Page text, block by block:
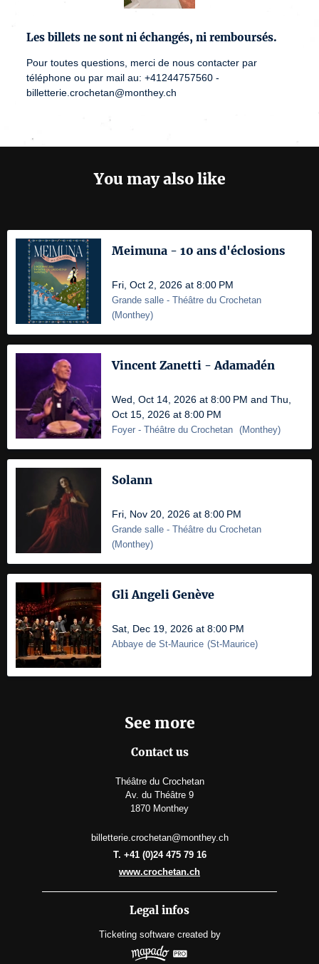
Les billets ne sont ni échangés, ni remboursés.
Pour toutes questions, merci de nous contacter par
téléphone ou par mail au: +41244757560 -
billetterie.crochetan@monthey.ch
You may also like
Meimuna - 10 ans d'éclosions
Fri, Oct 2, 2026 at 8:00 PM
Grande salle - Théâtre du Crochetan
(Monthey)
Vincent Zanetti - Adamadén
Wed, Oct 14, 2026 at 8:00 PM and Thu,
Oct 15, 2026 at 8:00 PM
Foyer - Théâtre du Crochetan (Monthey)
Solann
Fri, Nov 20, 2026 at 8:00 PM
Grande salle - Théâtre du Crochetan
(Monthey)
Gli Angeli Genève
Sat, Dec 19, 2026 at 8:00 PM
Abbaye de St-Maurice (St-Maurice)
See more
Contact us
Théâtre du Crochetan
Av. du Théâtre 9
1870 Monthey
billetterie.crochetan@monthey.ch
T. +41 (0)24 475 79 16
www.crochetan.ch
Legal infos
Ticketing software created by